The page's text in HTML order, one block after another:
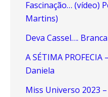
Fascinação… (vídeo)
Martins)
Deva Cassel….
A SÉTIMA
Daniela
Miss Universo 2023